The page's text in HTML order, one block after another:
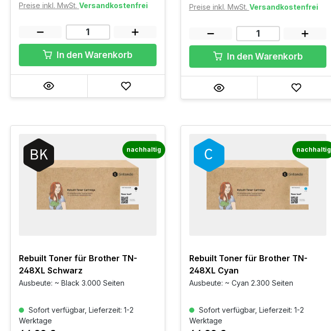
Preise inkl. MwSt. Versandkostenfrei
In den Warenkorb
Preise inkl. MwSt. Versandkostenfrei
In den Warenkorb
nachhaltig
Rebuilt Toner für Brother TN-
248XL Schwarz
Ausbeute: ~ Black 3.000 Seiten
Sofort verfügbar, Lieferzeit: 1-2
Werktage
nachhaltig
Rebuilt Toner für Brother TN-
248XL Cyan
Ausbeute: ~ Cyan 2.300 Seiten
Sofort verfügbar, Lieferzeit: 1-2
Werktage